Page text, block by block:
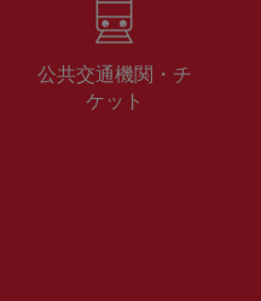
公共交通機関・チ
ケット